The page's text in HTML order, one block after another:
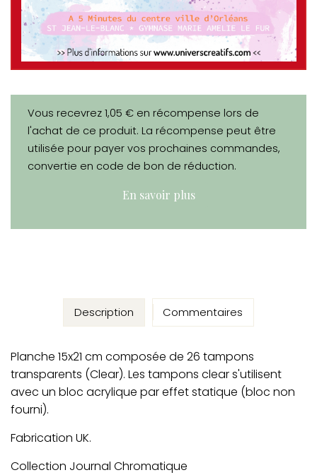
Vous recevrez 1,05 € en récompense lors de
l'achat de ce produit. La récompense peut être
utilisée pour payer vos prochaines commandes,
convertie en code de bon de réduction.
En savoir plus
Description
Planche 15x21 cm composée de 26 tampons
transparents (Clear). Les tampons clear s'utilisent
avec un bloc acrylique par effet statique (bloc non
fourni).
Fabrication UK.
Collection Journal Chromatique
Commentaires